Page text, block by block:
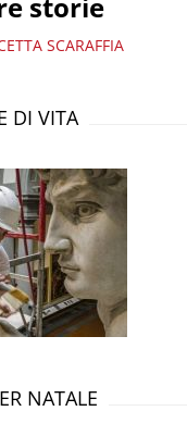
SCARAFFIA
DI VITA
NATALE